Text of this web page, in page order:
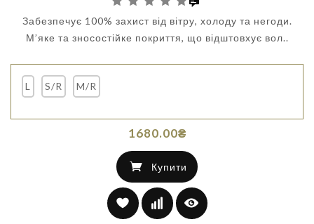
Забезпечує 100% захист від вітру, холоду та негоди.
М’яке та зносостійке покриття, що відштовхує вол..
L S/R M/R
1680.00₴
Купити